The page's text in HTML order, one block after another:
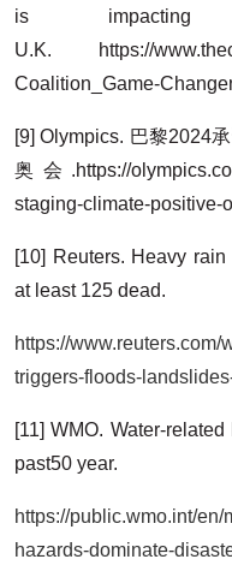
is
U.K. https://
Coalition_Game-
[9] Olympics. 巴黎2024
奥会.https://
staging-climate-positive-
[10] Reuters. Heavy
at least 125 dead.
https://
triggers-floods-
[11] WMO. Water-
past50 year.
https://public.wmo.int/
hazards-dominate-